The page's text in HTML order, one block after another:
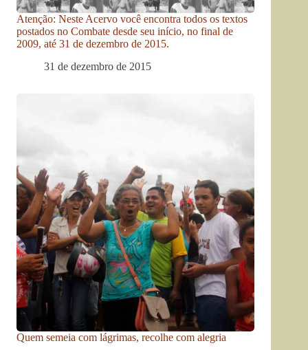
Atenção: Neste Acervo você encontra todos os textos
postados no Combate desde seu início, no final de
2009, até 31 de dezembro de 2015.
31 de dezembro de 2015
Quem semeia com lágrimas, recolhe com alegria